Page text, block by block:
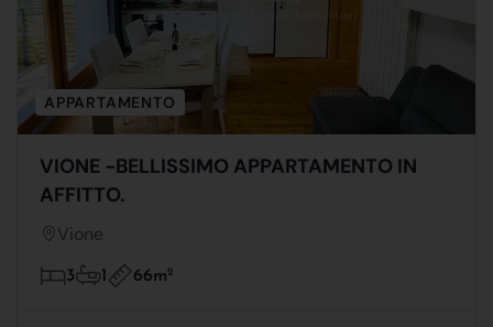
APPARTAMENTO
VIONE -BELLISSIMO APPARTAMENTO IN
AFFITTO.
Vione
3 1 66m2